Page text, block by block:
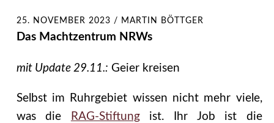
25. NOVEMBER 2023 / MARTIN BÖTTGER
Das Machtzentrum NRWs
mit Update 29.11.: Geier kreisen
Selbst im Ruhrgebiet wissen nicht mehr viele,
was die
RAG-Stiftungist. Ihr Job ist die